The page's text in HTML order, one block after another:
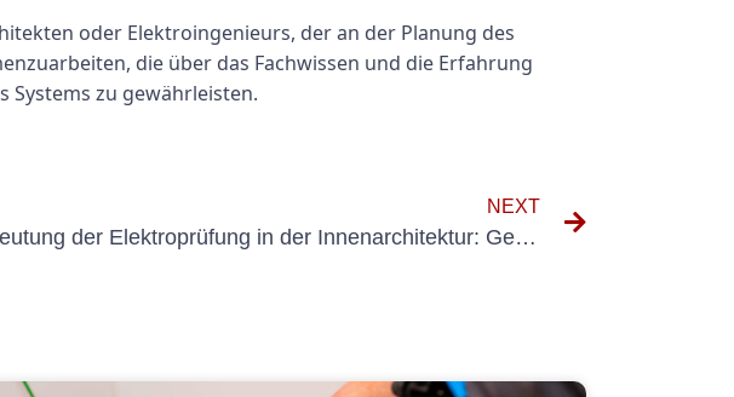
oder Elektroingenieurs, der an der Planung des
die über das Fachwissen und die Erfahrung
zu gewährleisten.
NEXT
Die Bedeutung der Elektroprüfung in der Innenarchitektur: Gewährleistung von Sicherheit und Konformität